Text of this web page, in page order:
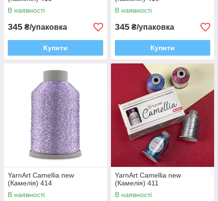
В наявності
345 ₴/упаковка
Купити
В наявності
345 ₴/упаковка
Купити
YarnArt Camellia new
(Камелія) 414
В наявності
YarnArt Camellia new
(Камелія) 411
В наявності